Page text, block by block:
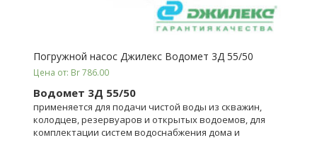
Погружной насос Джилекс Водомет 3Д 55/50
Цена от: Br 786.00
Водомет 3Д 55/50
применяется для подачи чистой воды из скважин,
колодцев, резервуаров и открытых водоемов, для
комплектации систем водоснабжения дома и